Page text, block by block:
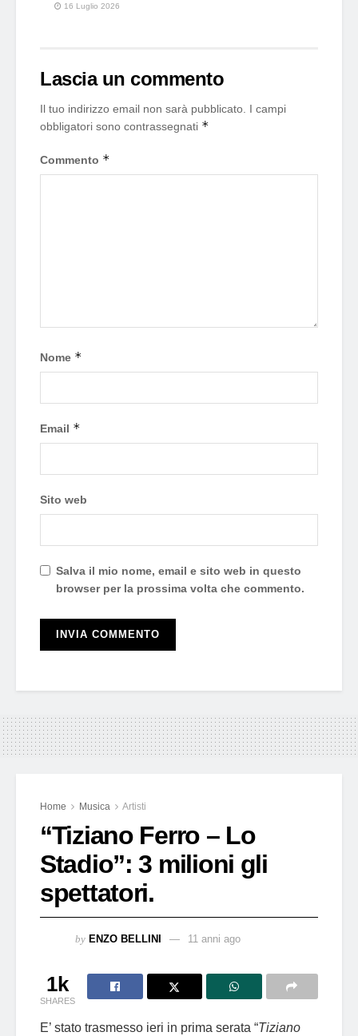
16 Luglio 2026
Lascia un commento
Il tuo indirizzo email non sarà pubblicato. I campi
obbligatori sono contrassegnati *
Commento *
Nome *
Email *
Sito web
Salva il mio nome, email e sito web in questo
browser per la prossima volta che commento.
Home Musica Artisti
“Tiziano Ferro – Lo
Stadio”: 3 milioni gli
spettatori.
by ENZO BELLINI 11 anni ago
1k
SHARES
E’ stato trasmesso ieri in prima serata “Tiziano